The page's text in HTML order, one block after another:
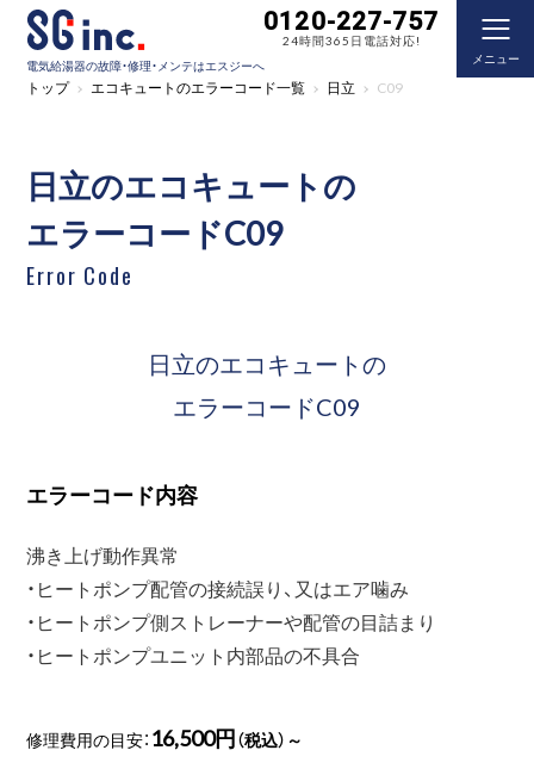
電気給湯器の故障・修理・メンテはエスジーへ
0120-227-757
24時間365日電話対応!
メニュー
トップ エコキュートのエラーコード一覧 日立 C09
日立のエコキュートの
エラーコードC09
Error Code
日立のエコキュートの
エラーコードC09
エラーコード内容
沸き上げ動作異常
・ヒートポンプ配管の接続誤り、又はエア噛み
・ヒートポンプ側ストレーナーや配管の目詰まり
・ヒートポンプユニット内部品の不具合
修理費用の目安： 16,500円（税込）～